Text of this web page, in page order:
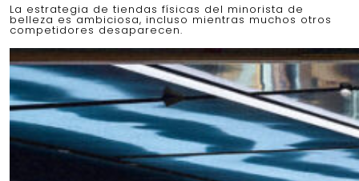
La estrategia de tiendas físicas del minorista de
belleza es ambiciosa, incluso mientras muchos otros
competidores desaparecen.